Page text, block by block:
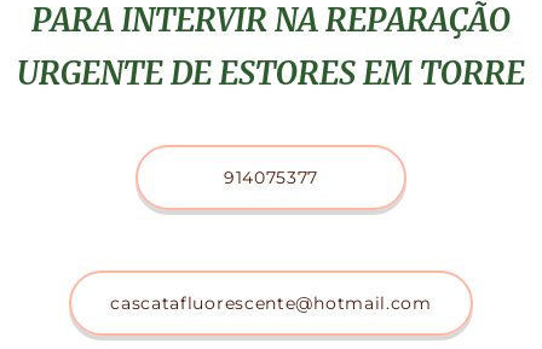
PARA INTERVIR NA REPARAÇÃO
URGENTE DE ESTORES EM TORRE
914075377
cascatafluorescente@hotmail.com